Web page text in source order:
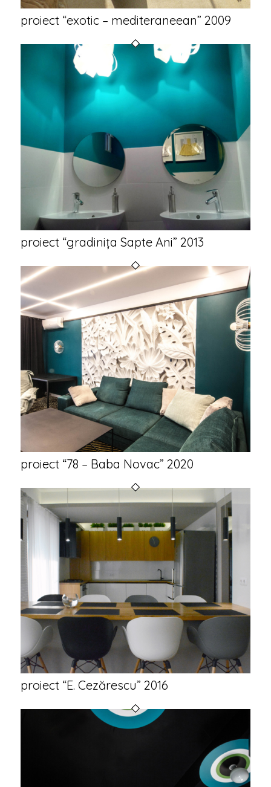
proiect “exotic – mediteraneean” 2009
proiect “gradinița Sapte Ani” 2013
proiect “78 – Baba Novac” 2020
proiect “E. Cezărescu” 2016